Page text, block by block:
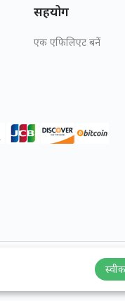
सहयोग
एक एफिलिएट बनें